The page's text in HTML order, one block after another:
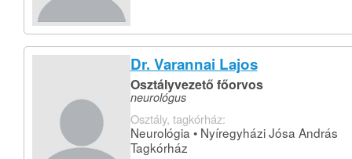
Dr. Varannai Lajos
Osztályvezető főorvos
neurológus
Osztály, tagkórház:
Neurológia • Nyíregyházi Jósa András
Tagkórház